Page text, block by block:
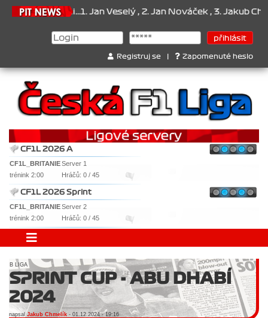
Jan Veselý , 2. Jan Nováček , 3. Jakub Chmelík ,
Registruj se Zapomenuté heslo
CF1L 2026 A
CF1L_BRITANIEServer 1
trénink 2:00
Hráčů: 0 / 45
CF1L 2026 Sprint
CF1L_BRITANIEServer 2
trénink 2:00
Hráčů: 0 / 45
B LIGA
SPRINT CUP - ABU DHABÍ
2024
napsalJakub Chmelík - 01.12.2024 - 19:16